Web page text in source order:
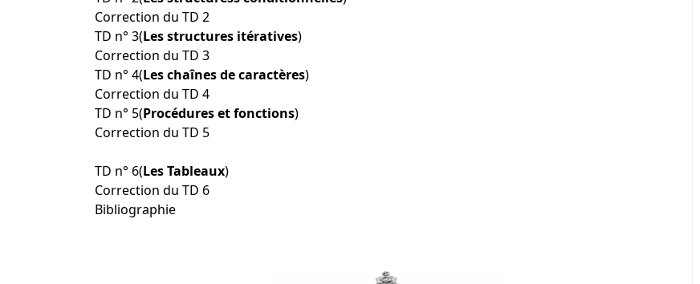
Correction du TD 2
TD n° 3(Les structures itératives)
Correction du TD 3
TD n° 4(Les chaînes de caractères)
Correction du TD 4
TD n° 5(Procédures et fonctions)
Correction du TD 5
TD n° 6(Les Tableaux)
Correction du TD 6
Bibliographie